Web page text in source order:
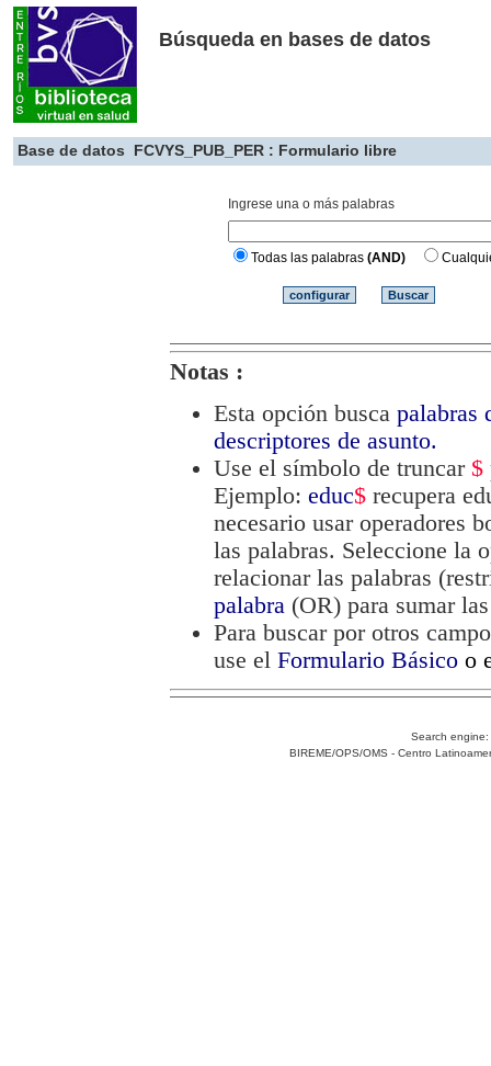
Búsqueda en bases de datos
Base de datos FCVYS_PUB_PER : Formulario libre
Ingrese una o más palabras
Todas las palabras(AND)
Notas :
Esta opción buscapalabras
descriptores de asunto.
Use el símbolo de truncar $
Ejemplo:educ$ recupera
necesario usar operadores
las palabras. Seleccione la
relacionar las palabras
palabra (OR) para sumar
Para buscar por otros
use elFormulario Básicoo
Search engine:
BIREME/OPS/OMS - Centro